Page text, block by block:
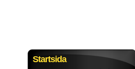
Startsida